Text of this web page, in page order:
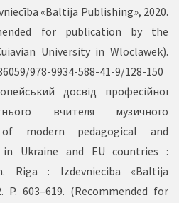
«Baltija Publishing», 2020.
for publication by the
University in Wloclawek).
978-9934-588-41-9/128-150
досвід професійної
вчителя музичного
modern pedagogical and
in Ukraine and EU countries :
Riga : Izdevnieciba «Baltija
P. 603–619. (Recommended for